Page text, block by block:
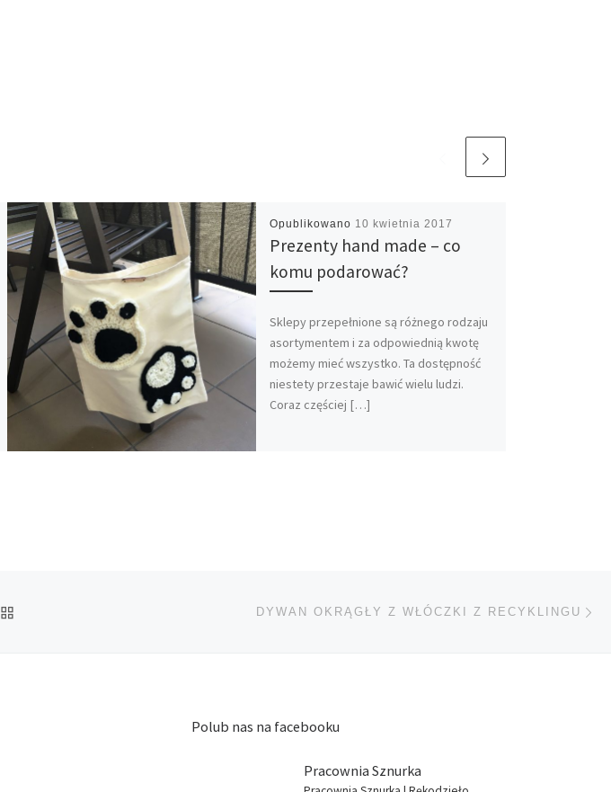
Opublikowano 10 kwietnia 2017
Prezenty hand made – co
komu podarować?
Sklepy przepełnione są różnego rodzaju
asortymentem i za odpowiednią kwotę
możemy mieć wszystko. Ta dostępność
niestety przestaje bawić wielu ludzi.
Coraz częściej […]
DYWAN OKRĄGŁY Z WŁÓCZKI Z RECYKLINGU
Polub nas na facebooku
Pracownia Sznurka